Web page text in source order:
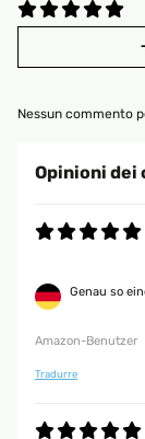
Nessun commento
Opinioni dei
Genau so
Amazon-Benutzer
Tradurre